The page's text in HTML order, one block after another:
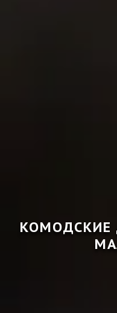
КОМОДСКИЕ